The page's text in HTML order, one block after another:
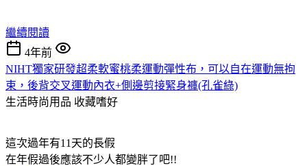
繼續閱讀
4年前
NIHT獨家研發超柔軟蜜桃柔運動彈性布，可以自在運動無拘
束，後背交叉運動內衣+側邊剪接緊身褲(孔雀綠)
生活時尚用品 收藏嗜好
這次過年有11天的長假
在年假過後應該不少人都變胖了吧!!